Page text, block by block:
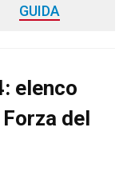
GUIDA
elenco
del